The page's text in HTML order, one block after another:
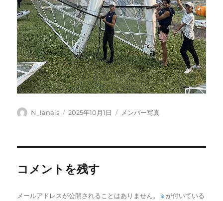
投
N_lanais
投
2025年10月1日
カ
メンバー写真
コメントを残す
メールアドレスが公開されることはありません。 ※ が付いている